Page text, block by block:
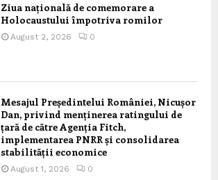
Ziua națională de comemorare a
Holocaustului împotriva romilor
August 2, 2026 0
Mesajul Președintelui României, Nicușor
Dan, privind menținerea ratingului de
țară de către Agenția Fitch,
implementarea PNRR și consolidarea
stabilității economice
August 1, 2026 0